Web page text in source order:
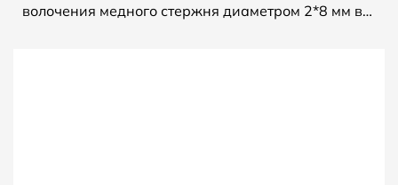
волочения медного стержня диаметром 2*8 мм в